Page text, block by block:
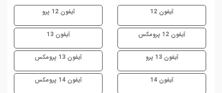
آیفون 12 آیفون 12 پرو
آیفون 12 پرومکس آیفون 13
آیفون 13 پرو آیفون 13 پرومکس
آیفون 14 آیفون 14 پرومکس